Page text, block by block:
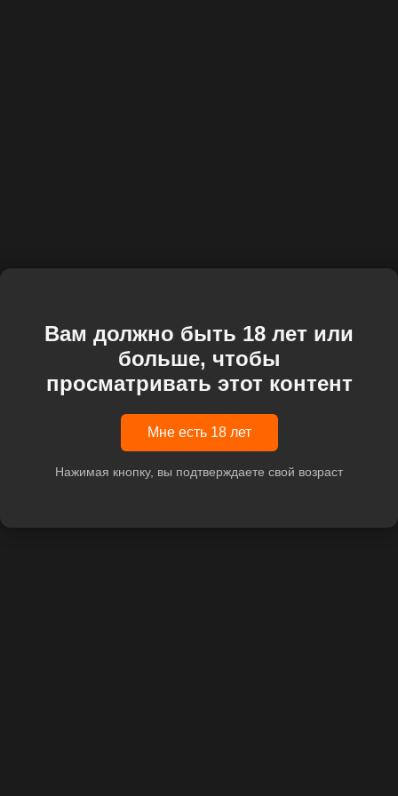
Вам должно быть 18 лет или
больше, чтобы
просматривать этот контент
Мне есть 18 лет
Нажимая кнопку, вы подтверждаете свой возраст